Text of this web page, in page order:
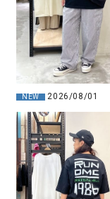
NEW 2026/08/01